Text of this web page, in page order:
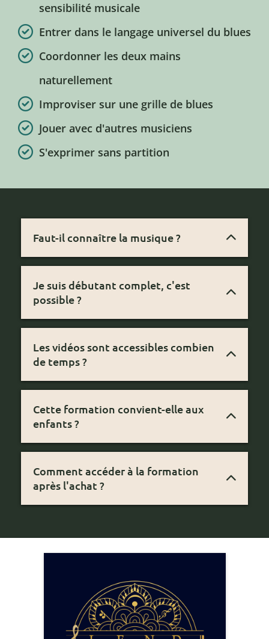
sensibilité musicale
Entrer dans le langage universel du blues
Coordonner les deux mains
naturellement
Improviser sur une grille de blues
Jouer avec d'autres musiciens
S'exprimer sans partition
Faut-il connaître la musique ?
Non. Cette formation est conçue pour
l'oreille, le ressenti et l'improvisation.
Je suis débutant complet, c'est
possible ?
Oui, c'est exactement pour vous. La
Toutefois, Haïkus est la porte d'entrée la
plus douce.
Les vidéos sont accessibles combien
de temps ?
À votre rythme, sans limite de durée.
Cette formation convient-elle aux
enfants ?
Oui, de préférence accompagnés d'un
Comment accéder à la formation
après l'achat ?
Vous recevez un email avec vos accès